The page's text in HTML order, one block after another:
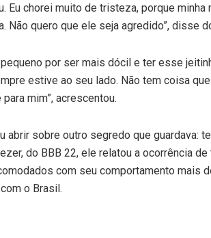
Eu chorei muito de tristeza, porque
Não quero que ele seja agredido”, disse
por ser mais dócil e ter esse
estive ao seu lado. Não tem coisa
mim”, acrescentou.
abrir sobre outro segredo que guardava:
do BBB 22, ele relatou a ocorrência
com seu comportamento mais
o Brasil.